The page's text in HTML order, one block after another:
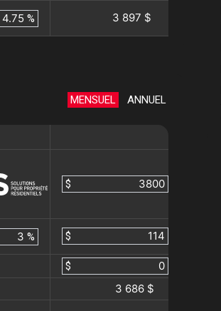
% 3 897 $
MENSUEL ANNUEL
$
% $
$
3 686 $